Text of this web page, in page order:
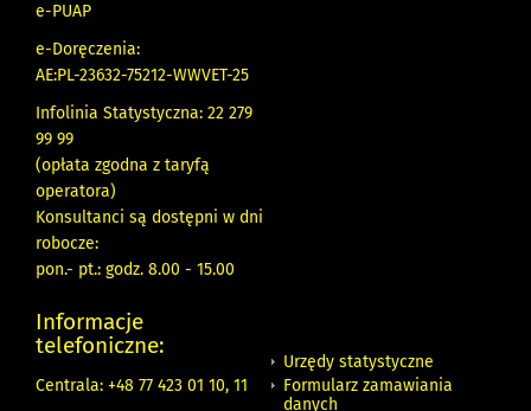
e-PUAP
e-Doręczenia:
AE:PL-23632-75212-WWVET-25
Infolinia Statystyczna: 22 279
99 99
(opłata zgodna z taryfą
operatora)
Konsultanci są dostępni w dni
robocze:
pon.- pt.: godz. 8.00 - 15.00
Informacje
telefoniczne:
Centrala: +48 77 423 01 10, 11
Urzędy statystyczne
Formularz zamawiania
danych